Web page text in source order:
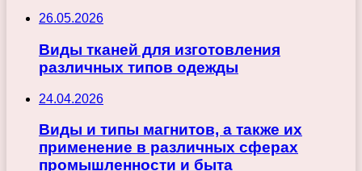
26.05.2026
Виды тканей для изготовления
различных типов одежды
24.04.2026
Виды и типы магнитов, а также их
применение в различных сферах
промышленности и быта